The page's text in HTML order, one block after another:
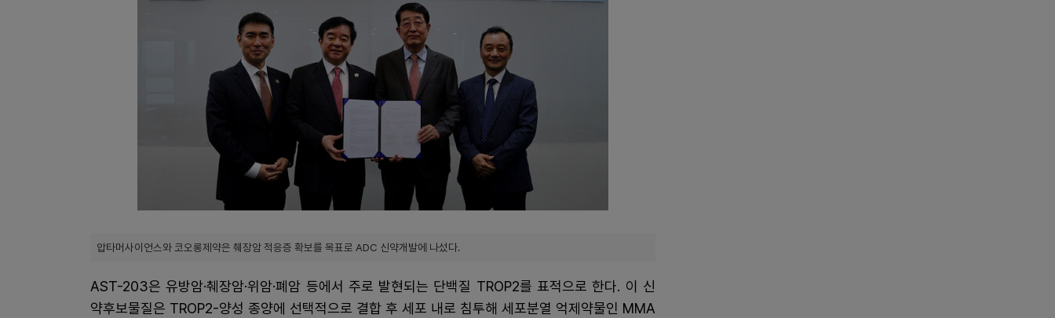
압타머사이언스와 코오롱제약은 췌장암 적응증 확보를 목표로 ADC 신약개발에 나섰다.
AST-203은 유방암·췌장암·위암·폐암 등에서 주로 발현되는 단백질 TROP2를 표적으로 한다. 이 신
약후보물질은 TROP2-양성 종양에 선택적으로 결합 후 세포 내로 침투해 세포분열 억제약물인 MMA